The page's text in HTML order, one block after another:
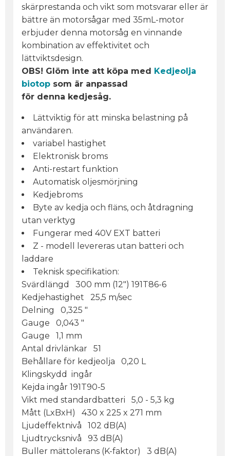
skärprestanda och vikt som motsvarar eller är
bättre än motorsågar med 35mL-motor
erbjuder denna motorsåg en vinnande
kombination av effektivitet och
lättviktsdesign.
OBS! Glöm inte att köpa med
Kedjeolja
biotop som är anpassad
för denna kedjesåg.
Lättviktig för att minska belastning på
användaren.
variabel hastighet
Elektronisk broms
Anti-restart funktion
Automatisk oljesmörjning
Kedjebroms
Byte av kedja och fläns, och åtdragning
utan verktyg
Fungerar med 40V EXT batteri
Z - modell levereras utan batteri och
laddare
Teknisk specifikation:
Svärdlängd 300 mm (12") 191T86-6
Kedjehastighet 25,5 m/sec
Delning 0,325 "
Gauge 0,043 "
Gauge 1,1 mm
Antal drivlänkar 51
Behållare för kedjeolja 0,20 L
Klingskydd ingår
Kejda ingår 191T90-5
Vikt med standardbatteri 5,0 - 5,3 kg
Mått (LxBxH) 430 x 225 x 271 mm
Ljudeffektnivå 102 dB(A)
Ljudtrycksnivå 93 dB(A)
Buller mättolerans (K-faktor) 3 dB(A)